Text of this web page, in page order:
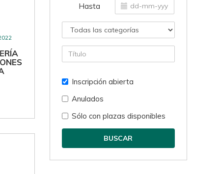
Hasta
Inscripción abierta
Anulados
Sólo con plazas disponibles
BUSCAR